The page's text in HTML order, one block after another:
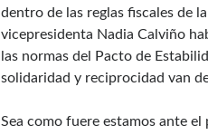
dentro de las reglas fiscales de
vicepresidenta Nadia Calviño
las normas del Pacto de
solidaridad y reciprocidad van
Sea como fuere estamos ante